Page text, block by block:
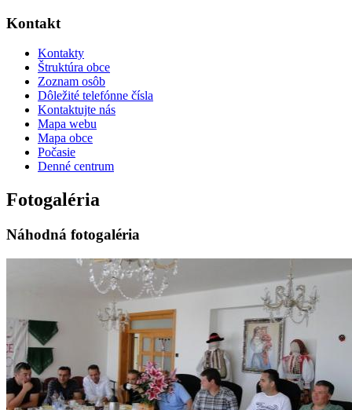
Kontakt
Kontakty
Štruktúra obce
Zoznam osôb
Dôležité telefónne čísla
Kontaktujte nás
Mapa webu
Mapa obce
Počasie
Denné centrum
Fotogaléria
Náhodná fotogaléria